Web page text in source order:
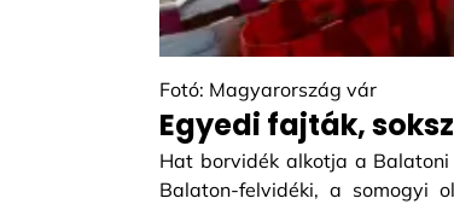
Fotó: Magyarország vár
Egyedi fajták,
Hat borvidék alkotja a
Balaton-felvidéki, a somogyi